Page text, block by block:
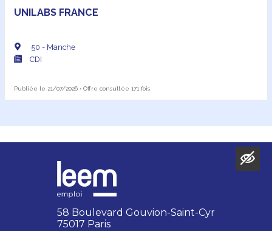
UNILABS FRANCE
50 - Manche
CDI
Publiée le 21/07/2026 • Offre consultée 171 fois
58 Boulevard Gouvion-Saint-Cyr
75017 Paris